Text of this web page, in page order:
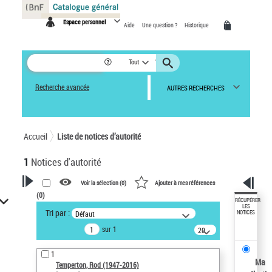
Espace personnel Aide Une question ? Historique
Tout
Recherche avancée AUTRES RECHERCHES
Accueil Liste de notices d’autorité
1 Notices d'autorité
VOTRE RECHERCHE
Recherche avancée dans les
notices d’autorité
Œuvres liées à l'auteur :
Temperton, Rod (1947-2016)
Voir la sélection (0) Ajouter à mes références
(0)
Tri par : Défaut
sur 1
20
résultats/page
1
Temperton, Rod (1947-2016)
RÉCUPÉRER
LES
NOTICES
Ma
Panneau de gestion des cookies